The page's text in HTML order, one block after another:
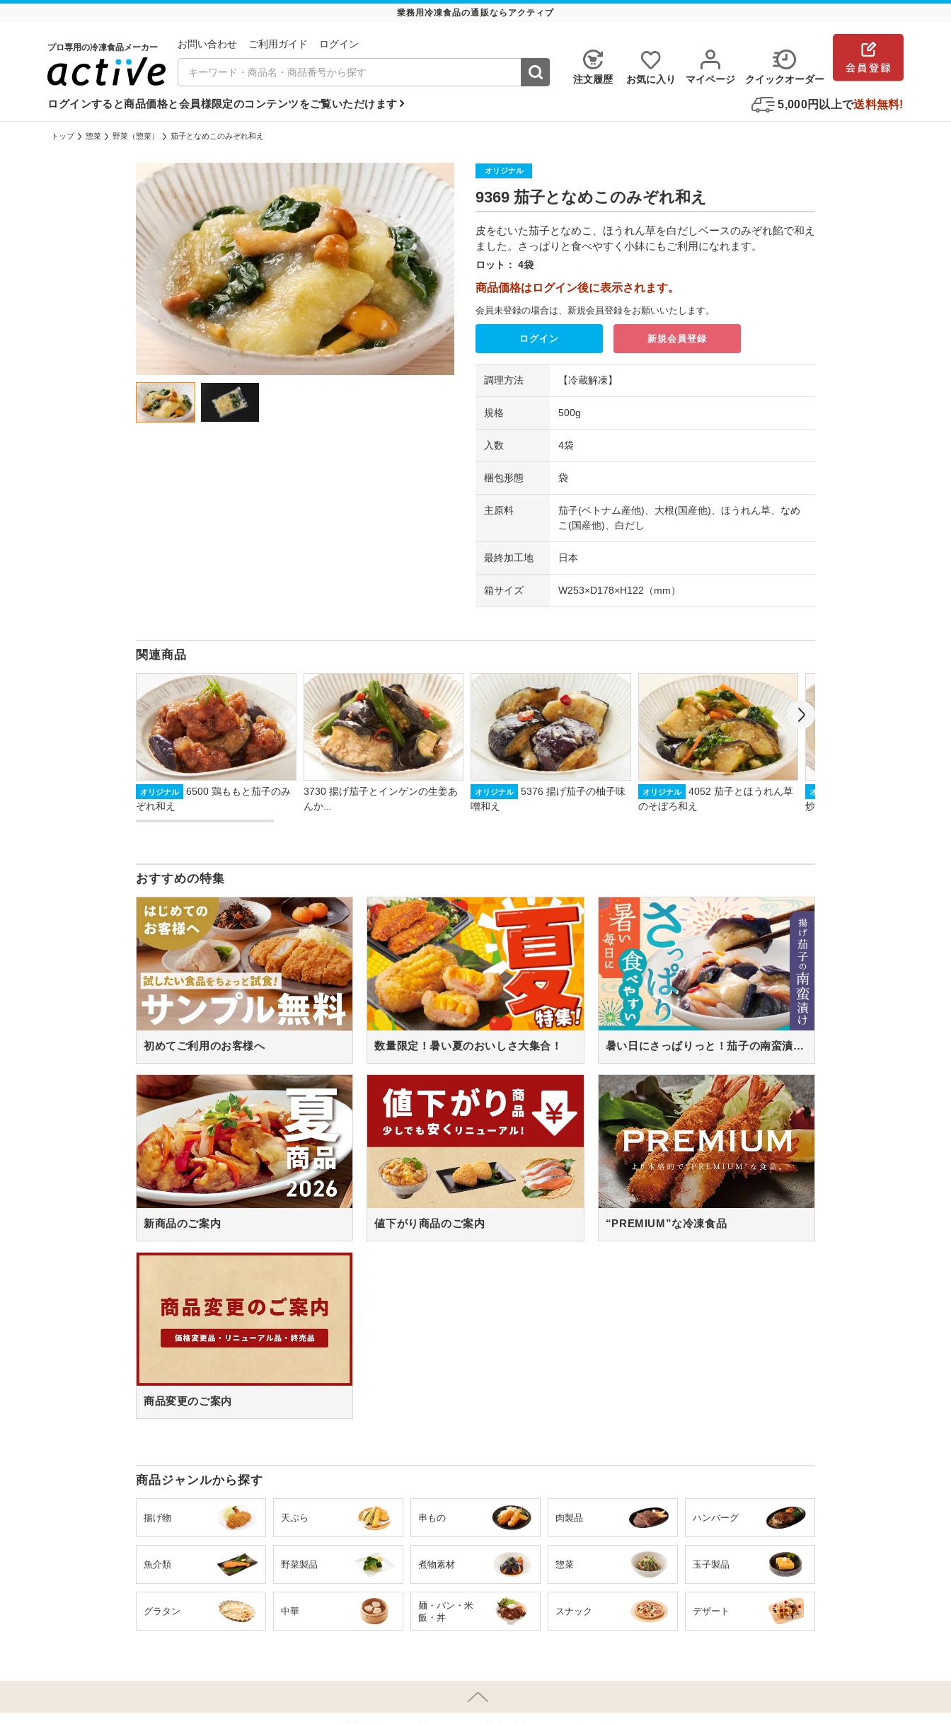
業務用冷凍食品の通販ならアクティブ
プロ専用の冷凍食品メーカー お問い合わせ ご利⽤ガイド ログイン
注⽂履歴 お気に⼊り マイページ クイックオーダー
ログインすると商品価格と会員様限定のコンテンツをご覧いただけます 5,000円以上で送料無料!
トップ 惣菜 野菜（惣菜） 茄子となめこのみぞれ和え
オリジナル
9369 茄子となめこのみぞれ和え
皮をむいた茄子となめこ、ほうれん草を白だしベースのみぞれ餡で和え
ました。さっぱりと食べやすく小鉢にもご利用になれます。
ロット： 4袋
商品価格はログイン後に表示されます。
会員未登録の場合は、新規会員登録をお願いいたします。
ログイン 新規会員登録
調理方法 【冷蔵解凍】
規格 500g
入数 4袋
梱包形態 袋
主原料
茄子(ベトナム産他)、大根(国産他)、ほうれん草、なめ
こ(国産他)、白だし
最終加工地 日本
箱サイズ W253×D178×H122（mm）
関連商品
オリジナル
6500 鶏ももと茄子のみ
ぞれ和え
3730 揚げ茄子とインゲンの生姜あ
んか...
オリジナル
5376 揚げ茄子の柚子味
噌和え
オリジナル
4052 茄子とほうれん草
のそぼろ和え
オリジナル
炒め煮
おすすめの特集
初めてご利用のお客様へ 数量限定！暑い夏のおいしさ大集合！ 暑い日にさっぱりっと！茄子の南蛮漬け！
新商品のご案内 値下がり商品のご案内 “PREMIUM”な冷凍食品
商品変更のご案内
商品ジャンルから探す
揚げ物 天ぷら 串もの 肉製品 ハンバーグ
魚介類 野菜製品 煮物素材 惣菜 玉子製品
グラタン 中華
麺・パン・米
飯・丼
スナック デザート